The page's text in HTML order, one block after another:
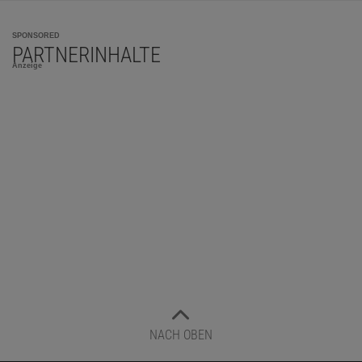
SPONSORED
PARTNERINHALTE
Anzeige
NACH OBEN